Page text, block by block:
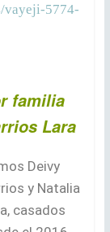
vayeji-5774-
familia
Lara
Deivy
y Natalia
casados